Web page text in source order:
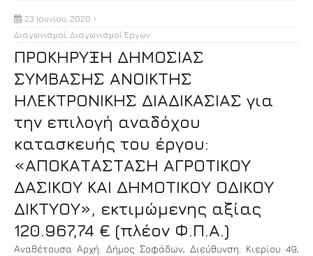
23 Ιουνίου, 2020
Διαγωνισμοί Διαγωνισμοί Έργων
ΠΡΟΚΗΡΥΞΗ ΔΗΜΟΣΙΑΣ
ΣΥΜΒΑΣΗΣ ΑΝΟΙΚΤΗΣ
ΗΛΕΚΤΡΟΝΙΚΗΣ ΔΙΑΔΙΚΑΣΙΑΣ για
την επιλογή αναδόχου
κατασκευής του έργου:
«ΑΠΟΚΑΤΑΣΤΑΣΗ ΑΓΡΟΤΙΚΟΥ
ΔΑΣΙΚΟΥ ΚΑΙ ΔΗΜΟΤΙΚΟΥ ΟΔΙΚΟΥ
ΔΙΚΤΥΟΥ», εκτιμώμενης αξίας
120.967,74 € (πλέον Φ.Π.Α.)
Αναθέτουσα Αρχή: Δήμος Σοφάδων, Διεύθυνση: Κιερίου 49,